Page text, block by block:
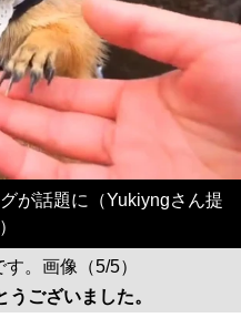
が話題に（Yukiyngさん提
。画像（5/5）
ございました。